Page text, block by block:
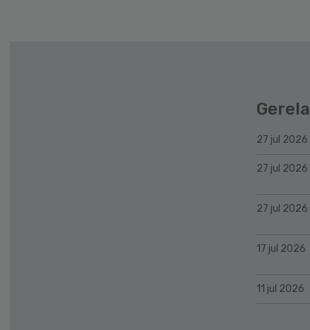
27 jul 2026
27 jul 2026
27 jul 2026
17 jul 2026
11 jul 2026